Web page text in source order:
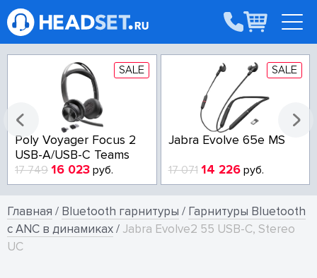
SALE
Poly Voyager Focus 2
USB-A/USB-C Teams
17 749 16 023 руб.
SALE
Jabra Evolve 65e MS
17 071 14 226руб.
Главная / Bluetooth гарнитуры / Гарнитуры Bluetooth
с ANC в динамиках/ Jabra Evolve2 55 USB-C, Stereo
UC